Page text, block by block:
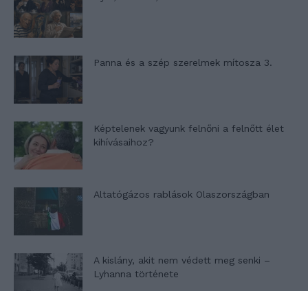
Panna és a szép szerelmek mítosza 3.
Képtelenek vagyunk felnőni a felnőtt élet
kihívásaihoz?
Altatógázos rablások Olaszországban
A kislány, akit nem védett meg senki –
Lyhanna története